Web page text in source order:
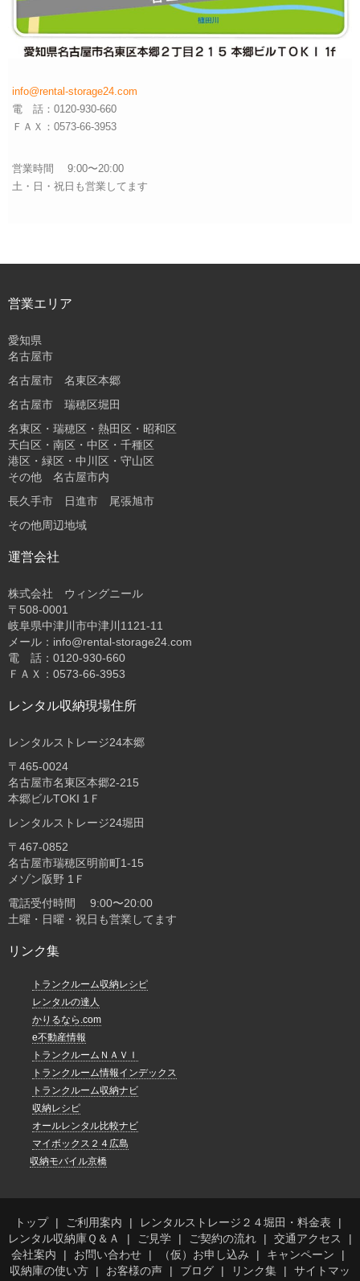
info@rental-storage24.com
電 話：0120-930-660
ＦＡＸ：0573-66-3953
営業時間 9:00〜20:00
土・日・祝日も営業してます
営業エリア
愛知県
名古屋市
名古屋市 名東区本郷
名古屋市 瑞穂区堀田
名東区・瑞穂区・熱田区・昭和区
天白区・南区・中区・千種区
港区・緑区・中川区・守山区
その他 名古屋市内
長久手市 日進市 尾張旭市
その他周辺地域
運営会社
株式会社 ウィングニール
〒508-0001
岐阜県中津川市中津川1121-11
メール：info@rental-storage24.com
電 話：0120-930-660
ＦＡＸ：0573-66-3953
レンタル収納現場住所
レンタルストレージ24本郷
〒465-0024
名古屋市名東区本郷2-215
本郷ビルTOKI 1Ｆ
レンタルストレージ24堀田
〒467-0852
名古屋市瑞穂区明前町1-15
メゾン阪野 1Ｆ
電話受付時間 9:00〜20:00
土曜・日曜・祝日も営業してます
リンク集
トランクルーム収納レシピ
レンタルの達人
かりるなら.com
e不動産情報
トランクルームＮＡＶＩ
トランクルーム情報インデックス
トランクルーム収納ナビ
収納レシピ
オールレンタル比較ナビ
マイボックス２４広島
収納モバイル京橋
トップ ご利用案内
レンタルストレージ２４堀田・料金表
レンタル収納庫Ｑ＆Ａ
ご見学 ご契約の流れ
交通アクセス
会社案内
お問い合わせ （仮）お申し込み
キャンペーン
収納庫の使い方
お客様の声 ブログ リンク集
サイトマッ